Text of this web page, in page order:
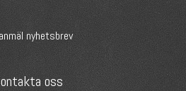
nyhetsbrev
oss